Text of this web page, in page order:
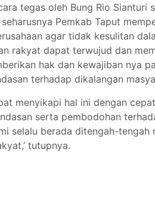
tegas oleh Bung Rio Sianturi
Pemkab Taput
agar tidak kesulitan
rakyat dapat terwujud dan
hak dan kewajiban nya
terhadap dikalangan
menyikapi hal ini dengan
serta pembodohan
selalu berada ditengah-tengah
tutupnya.